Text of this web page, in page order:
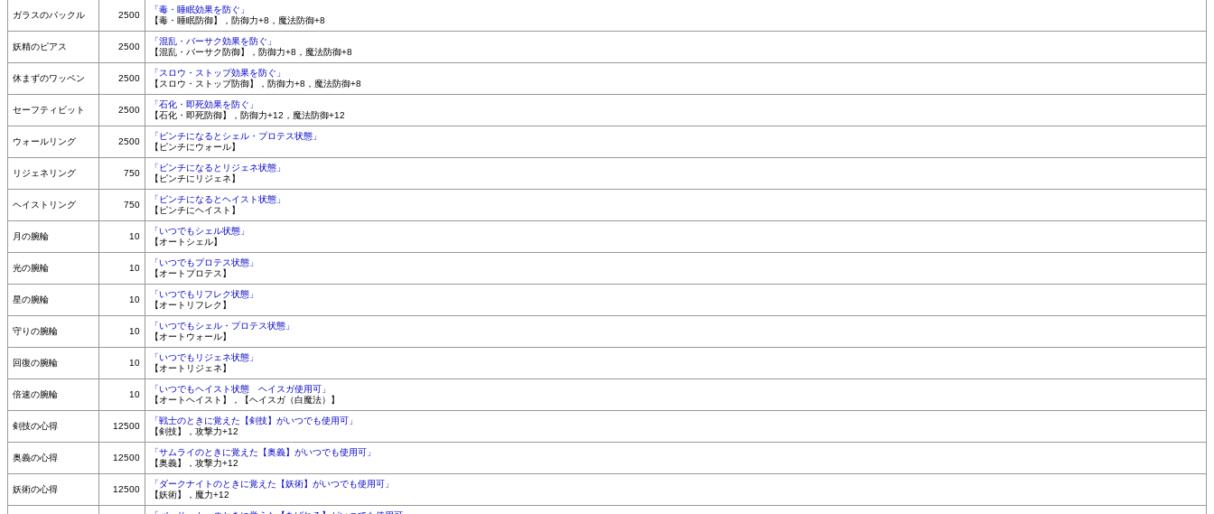
ガラスのバックル 2500
「毒・睡眠効果を防ぐ」
【毒・睡眠防御】，防御力+8，魔法防御+8
妖精のピアス 2500
「混乱・バーサク効果を防ぐ」
【混乱・バーサク防御】，防御力+8，魔法防御+8
休まずのワッペン 2500
「スロウ・ストップ効果を防ぐ」
【スロウ・ストップ防御】，防御力+8，魔法防御+8
セーフティビット 2500
「石化・即死効果を防ぐ」
【石化・即死防御】，防御力+12，魔法防御+12
ウォールリング 2500
「ピンチになるとシェル・プロテス状態」
【ピンチにウォール】
リジェネリング 750
「ピンチになるとリジェネ状態」
【ピンチにリジェネ】
ヘイストリング 750
「ピンチになるとヘイスト状態」
【ピンチにヘイスト】
月の腕輪 10
「いつでもシェル状態」
【オートシェル】
光の腕輪 10
「いつでもプロテス状態」
【オートプロテス】
星の腕輪 10
「いつでもリフレク状態」
【オートリフレク】
守りの腕輪 10
「いつでもシェル・プロテス状態」
【オートウォール】
回復の腕輪 10
「いつでもリジェネ状態」
【オートリジェネ】
倍速の腕輪 10
「いつでもヘイスト状態 ヘイスガ使用可」
【オートヘイスト】，【ヘイスガ（白魔法）】
剣技の心得 12500
「戦士のときに覚えた【剣技】がいつでも使用可」
【剣技】，攻撃力+12
奥義の心得 12500
「サムライのときに覚えた【奥義】がいつでも使用可」
【奥義】，攻撃力+12
妖術の心得 12500
「ダークナイトのときに覚えた【妖術】がいつでも使用可」
【妖術】，魔力+12